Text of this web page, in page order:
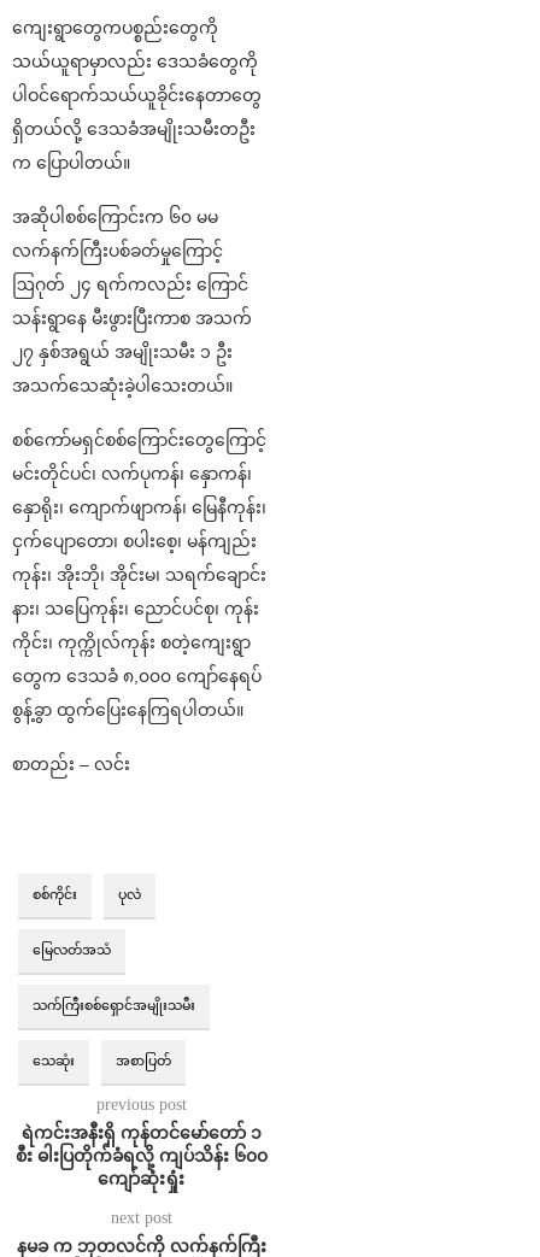
ကျေးရွာတွေကပစ္စည်းတွေကို
သယ်ယူရာမှာလည်း ဒေသခံတွေကို
ပါဝင်ရောက်သယ်ယူခိုင်းနေတာတွေ
ရှိတယ်လို့ ဒေသခံအမျိုးသမီးတဦး
က ပြောပါတယ်။
အဆိုပါစစ်ကြောင်းက ၆၀ မမ
လက်နက်ကြီးပစ်ခတ်မှုကြောင့်
ဩဂုတ် ၂၄ ရက်ကလည်း ကြောင်
သန်းရွာနေ မီးဖွားပြီးကာစ အသက်
၂၇ နှစ်အရွယ် အမျိုးသမီး ၁ ဦး
အသက်သေဆုံးခဲ့ပါသေးတယ်။
စစ်ကော်မရှင်စစ်ကြောင်းတွေကြောင့်
မင်းတိုင်ပင်၊ လက်ပုကန်၊ နှောကန်၊
နှောရိုး၊ ကျောက်ဖျာကန်၊ မြေနီကုန်း၊
ငှက်ပျောတော၊ စပါးစေ့၊ မန်ကျည်း
ကုန်း၊ အိုးဘို၊ အိုင်းမ၊ သရက်ချောင်း
နား၊ သပြေကုန်း၊ ညောင်ပင်စု၊ ကုန်း
ကိုင်း၊ ကုက္ကိုလ်ကုန်း စတဲ့ကျေးရွာ
တွေက ဒေသခံ ၈,၀၀၀ ကျော်နေရပ်
စွန့်ခွာ ထွက်ပြေးနေကြရပါတယ်။
စာတည်း – လင်း
စစ်ကိုင်း ပုလဲ
မြေလတ်အသံ
သက်ကြီးစစ်ရှောင်အမျိုးသမီး
သေဆုံး အစာပြတ်
previous post
ရဲကင်းအနီးရှိ ကုန်တင်မော်တော် ၁
စီး ဓါးပြတိုက်ခံရလို့ ကျပ်သိန်း ၆၀၀
ကျော်ဆုံးရှုံး
next post
နမခ က ဘုတလင်ကို လက်နက်ကြီး